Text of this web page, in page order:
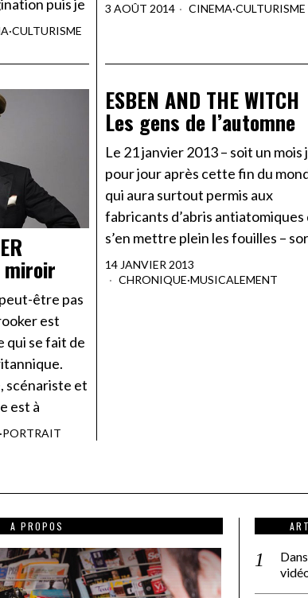
puis je
·CULTURISME
3 AOÛT 2014 CINEMA·CULTURISME
miroir
être pas
est
qui se fait de
scénariste et
est à
·PORTRAIT
ESBEN AND THE WITCH
Les gens de l’automne
Le 21 janvier 2013 – soit un mois
pour jour après cette fin du
qui aura surtout permis aux
fabricants d’abris antiatomiques
s’en mettre plein les fouilles –
14 JANVIER 2013
CHRONIQUE·MUSICALEMENT
A PROPOS